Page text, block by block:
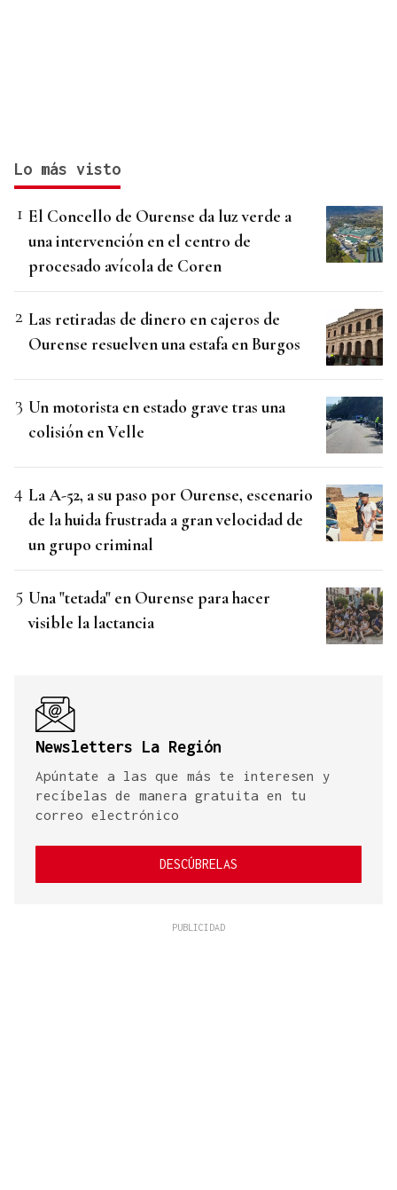
Lo más visto
El Concello de Ourense da luz verde a
una intervención en el centro de
procesado avícola de Coren
Las retiradas de dinero en cajeros de
Ourense resuelven una estafa en Burgos
Un motorista en estado grave tras una
colisión en Velle
La A-52, a su paso por Ourense, escenario
de la huida frustrada a gran velocidad de
un grupo criminal
Una "tetada" en Ourense para hacer
visible la lactancia
Newsletters La Región
Apúntate a las que más te interesen y
recíbelas de manera gratuita en tu
correo electrónico
DESCÚBRELAS